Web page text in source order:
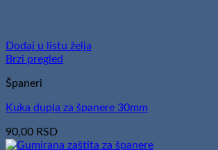
Dodaj u listu želja
Brzi pregled
Španeri
Kuka dupla za španere 30mm
90,00 RSD